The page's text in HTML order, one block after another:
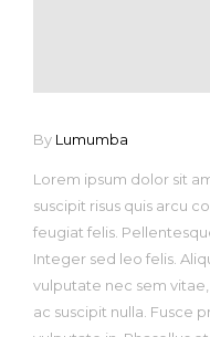
By Lumumba
Lorem ipsum dolor sit
suscipit risus quis arcu
feugiat felis.
Integer sed leo felis.
vulputate nec sem
ac suscipit nulla. Fusce